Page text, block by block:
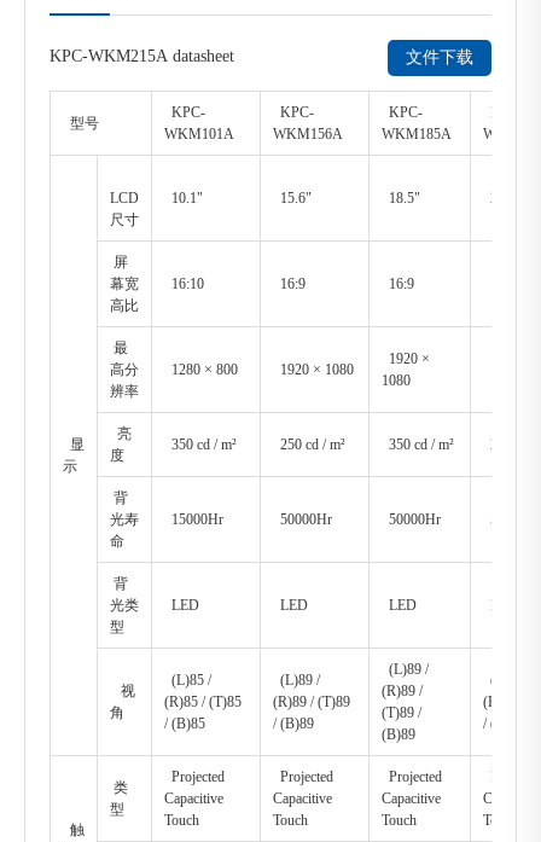
KPC-WKM215A datasheet 文件下载
型号
KPC-
WKM101A
KPC-
WKM156A
KPC-
WKM185A
KPC-
显
示
LCD
尺寸
10.1" 15.6" 18.5" 21.5"
屏
幕宽
高比
16:10 16:9 16:9
最
高分
辨率
1280 × 800 1920 × 1080
1920 ×
1080
亮
度
350 cd / m² 250 cd / m² 350 cd / m² 250 cd /
背
光寿
命
15000Hr 50000Hr 50000Hr 50000Hr
背
光类
型
LED LED LED LED
视
角
(L)85 /
(R)85 / (T)85
/ (B)85
(L)89 /
(R)89 / (T)89
/ (B)89
(L)89 /
(R)89 /
(T)89 /
(B)89
(L)89 /
(R)89 /
/ (B)89
触
类
型
Projected
Capacitive
Touch
Projected
Capacitive
Touch
Projected
Capacitive
Touch
Capacitive
Touch